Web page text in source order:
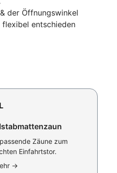
der Öffnungswinkel
entschieden
Zäune zum
Einfahrtstor.
→